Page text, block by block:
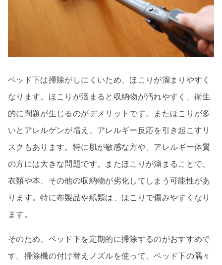
ベッド下は掃除がしにくいため、ほこりが溜まりやすく
なります。ほこりが溜まると収納物が汚れやすく、衛生
的に問題が生じるのがデメリットです。またほこりが多
いとアレルゲンが増え、アレルギー反応を引き起こすリ
スクもあります。特に肌が敏感な方や、アレルギー体質
の方には大きな問題です。またほこりが溜まることで、
衣類や本、その他の収納物が劣化してしまう可能性があ
ります。特に布製品や紙類は、ほこりで傷みやすくなり
ます。
そのため、ベッド下を定期的に掃除するのがおすすめで
す。掃除機の付け替えノズルを使って、ベッド下の隅々